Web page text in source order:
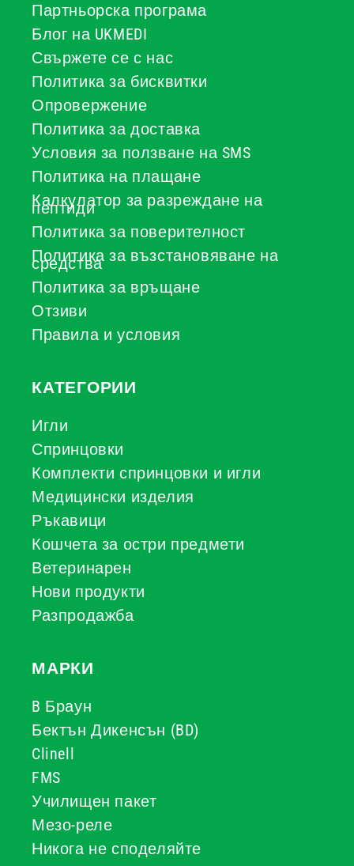
Партньорска програма
Блог на UKMEDI
Свържете се с нас
Политика за бисквитки
Опровержение
Политика за доставка
Условия за ползване на SMS
Политика на плащане
Калкулатор за разреждане на
пептиди
Политика за поверителност
Политика за възстановяване на
средства
Политика за връщане
Отзиви
Правила и условия
КАТЕГОРИИ
Игли
Спринцовки
Комплекти спринцовки и игли
Медицински изделия
Ръкавици
Кошчета за остри предмети
Ветеринарен
Нови продукти
Разпродажба
МАРКИ
B Браун
Бектън Дикенсън (BD)
Clinell
FMS
Училищен пакет
Мезо-реле
Никога не споделяйте